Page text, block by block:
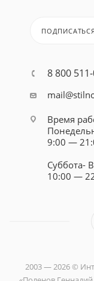
8 800
Время
9:00 —
Суббота-
10:00 —
2003 — 2026 ©